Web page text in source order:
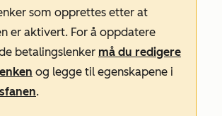
som opprettes etter at
er aktivert. For å oppdatere
betalingslenker må du redigere
og legge til egenskapene i
.